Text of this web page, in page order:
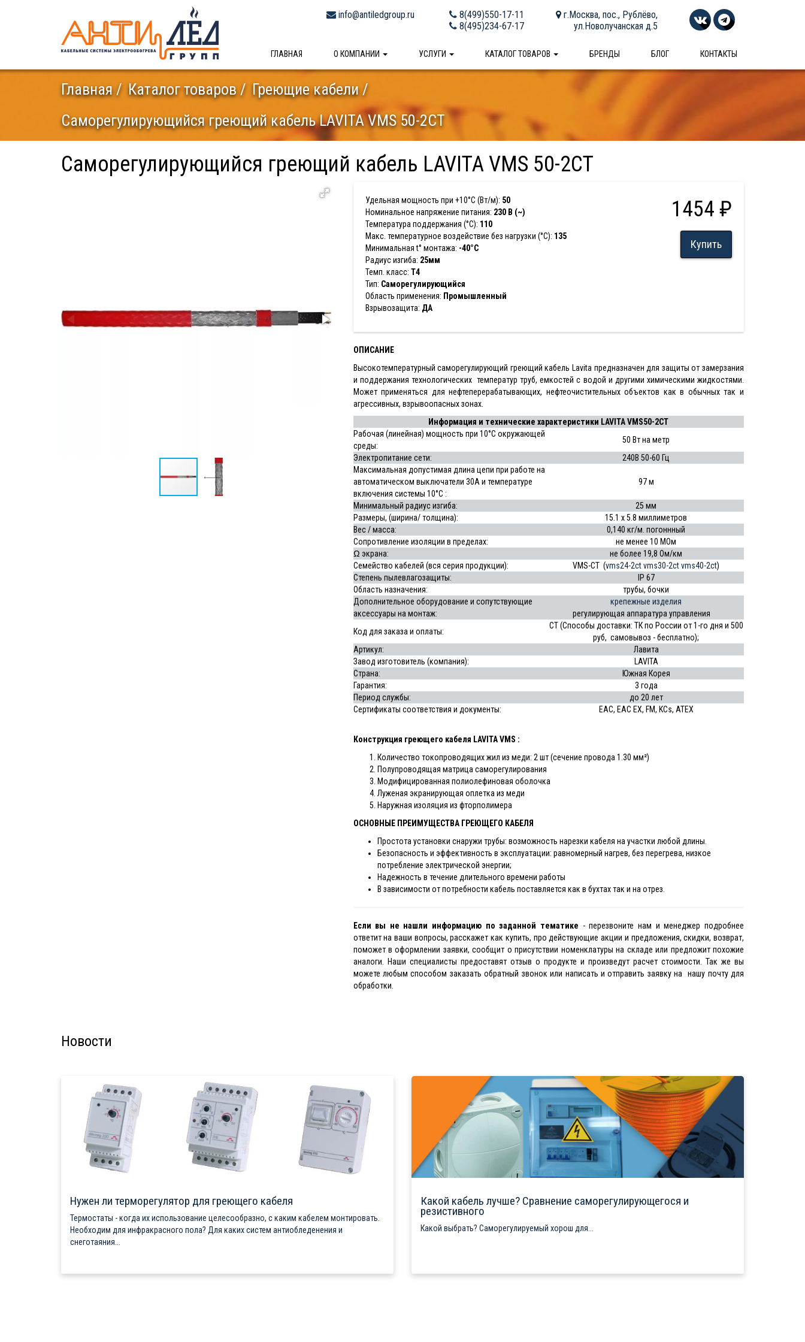
info@antiledgroup.ru
8(499)550-17-11
8(495)234-67-17
г.Москва, пос., Рублёво,
ул.Новолучанская д.5
ГЛАВНАЯ О КОМПАНИИ УСЛУГИ КАТАЛОГ ТОВАРОВ БРЕНДЫ БЛОГ КОНТАКТЫ
Главная Каталог товаров
Греющие кабели
Саморегулирующийся греющий кабель LAVITA VMS 50-2CT
Саморегулирующийся греющий кабель LAVITA VMS 50-2CT
Удельная мощность при +10°С (Вт/м): 50
Номинальное напряжение питания: 230 В (~)
Температура поддержания (°С): 110
Макс. температурное воздействие без нагрузки (°С): 135
Минимальная t° монтажа: -40°С
Радиус изгиба: 25мм
Темп. класс: T4
Тип: Саморегулирующийся
Область применения: Промышленный
Взрывозащита: ДА
1454 ₽
Купить
ОПИСАНИЕ
Высокотемпературный саморегулирующий греющий кабель Lavita предназначен для защиты от замерзания
и поддержания технологических температур труб, емкостей с водой и другими химическими жидкостями.
Может применяться для нефтеперерабатывающих, нефтеочистительных объектов как в обычных так и
агрессивных, взрывоопасных зонах.
Информация и технические характеристики LAVITA VMS50-2CT
Рабочая (линейная) мощность при 10°С окружающей
среды:
50 Вт на метр
Электропитание сети:
240В 50-60 Гц
Максимальная допустимая длина цепи при работе на
автоматическом выключатели 30А и температуре
включения системы 10°С :
97 м
Минимальный радиус изгиба:
25 мм
Размеры, (ширина/ толщина):
15.1 x 5.8 миллиметров
Вес / масса:
0,140 кг/м. погоннный
Сопротивление изоляции в пределах:
не менее 10 МОм
Ω экрана:
не более 19,8 Ом/км
Семейство кабелей (вся серия продукции):
VMS-CT (vms24-2ctvms30-2ctvms40-2ct)
Степень пылевлагозащиты:
IP 67
Область назначения:
трубы, бочки
Дополнительное оборудование и сопутствующие
аксессуары на монтаж:
крепежные изделия
регулирующая аппаратура управления
Код для заказа и оплаты:
CT (Способы доставки: ТК по России от 1-го дня и 500
руб, самовывоз - бесплатно);
Артикул:
Лавита
Завод изготовитель (компания):
LAVITA
Страна:
Южная Корея
Гарантия:
3 года
Период службы:
до 20 лет
Сертификаты соответствия и документы:
EAC, EAC EX, FM, KCs, ATEX
Конструкция греющего кабеля LAVITA VMS :
Количество токопроводящих жил из меди: 2 шт (сечение провода 1.30 мм²)
Полупроводящая матрица саморегулирования
Модифицированная полиолефиновая оболочка
Луженая экранирующая оплетка из меди
Наружная изоляция из фторполимера
ОСНОВНЫЕ ПРЕИМУЩЕСТВА ГРЕЮЩЕГО КАБЕЛЯ
Простота установки снаружи трубы: возможность нарезки кабеля на участки любой длины.
Безопасность и эффективность в эксплуатации: равномерный нагрев, без перегрева, низкое
потребление электрической энергии;
Надежность в течение длительного времени работы
В зависимости от потребности кабель поставляется как в бухтах так и на отрез.
Если вы не нашли информацию по заданной тематике - перезвоните нам и менеджер подробнее
ответит на ваши вопросы, расскажет как купить, про действующие акции и предложения, скидки, возврат,
поможет в оформлении заявки, сообщит о присутствии номенклатуры на складе или предложит похожие
аналоги. Наши специалисты предоставят отзыв о продукте и произведут расчет стоимости. Так же вы
можете любым способом заказать обратный звонок или написать и отправить заявку на нашу почту для
обработки.
Новости
Нужен ли терморегулятор для греющего кабеля
Термостаты - когда их использование целесообразно, с каким кабелем монтировать.
Необходим для инфракрасного пола? Для каких систем антиобледенения и
снеготаяния...
Какой кабель лучше? Сравнение саморегулирующегося и
резистивного
Какой выбрать? Саморегулируемый хорош для...